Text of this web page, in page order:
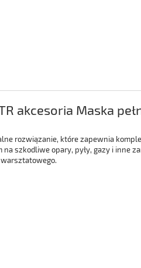
akcesoria Maska
rozwiązanie, które zapewnia
szkodliwe opary, pyły, gazy i inne